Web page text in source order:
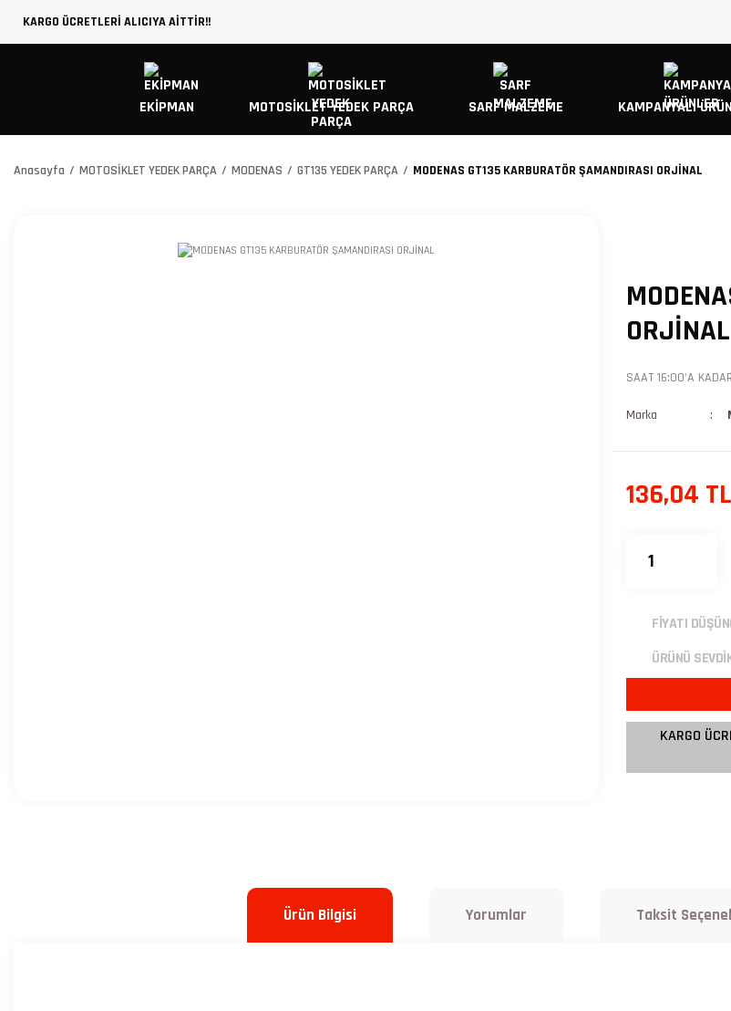
KARGO ÜCRETLERİ ALICIYA AİTTİR!!
EKİPMAN MOTOSİKLET YEDEK PARÇA SARF MALZEME KAMPANYALI
Anasayfa MOTOSİKLET YEDEK PARÇA MODENAS GT135 YEDEK PARÇA MODENAS GT135 KARBURATÖR ŞAMANDIRASI ORJİNAL
ORJİNAL
SAAT 16:00'A
Marka
136,04 TL
FİYATI
ÜRÜNÜ
KARGO
Ürün Bilgisi Yorumlar Taksit